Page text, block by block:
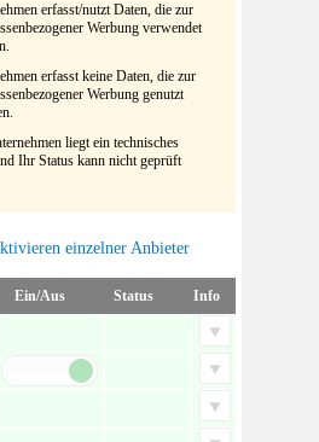
erfasst/nutzt Daten, die zur
Werbung verwendet
erfasst keine Daten, die zur
Werbung genutzt
liegt ein technisches
Ihr Status kann nicht geprüft